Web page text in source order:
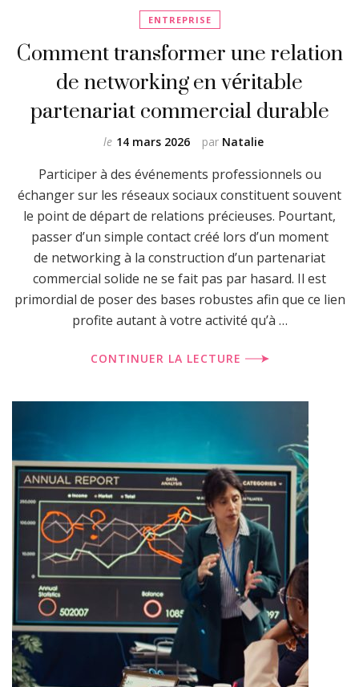
ENTREPRISE
Comment transformer une relation
de networking en véritable
partenariat commercial durable
par Natalie
le 14 mars 2026
Participer à des événements professionnels ou
échanger sur les réseaux sociaux constituent souvent
le point de départ de relations précieuses. Pourtant,
passer d’un simple contact créé lors d’un moment
de networking à la construction d’un partenariat
commercial solide ne se fait pas par hasard. Il est
primordial de poser des bases robustes afin que ce lien
profite autant à votre activité qu’à …
CONTINUER LA LECTURE